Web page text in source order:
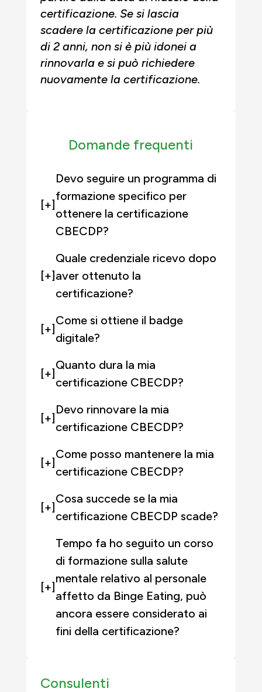
certificazione. Se si lascia
scadere la certificazione per più
di 2 anni, non si è più idonei a
rinnovarla e si può richiedere
nuovamente la certificazione.
Domande frequenti
[+]
Devo seguire un programma di
formazione specifico per
ottenere la certificazione
CBECDP?
[+]
Quale credenziale ricevo dopo
aver ottenuto la
certificazione?
[+]
Come si ottiene il badge
digitale?
[+]
Quanto dura la mia
certificazione CBECDP?
[+]
Devo rinnovare la mia
certificazione CBECDP?
[+]
Come posso mantenere la mia
certificazione CBECDP?
[+]
Cosa succede se la mia
certificazione CBECDP scade?
[+]
Tempo fa ho seguito un corso
di formazione sulla salute
mentale relativo al personale
affetto da Binge Eating, può
ancora essere considerato ai
fini della certificazione?
Consulenti